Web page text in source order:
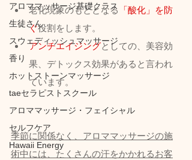
アロママッサージ基礎クラス
生徒さん
スウェディッシュマッサージ
香り
ホットストーンマッサージ
taeセラピストスクール
アロママッサージ・フェイシャル
セルフケア
Hawaii Energy
老化現象のもととなる
「酸化」を防
ぐ役割をします。
アンチエイジングとしての、美容効
果、デトックス効果があると言われ
ています。
季節に関係なく、アロママッサージの施
術中には、たくさんの汗をかかれるお客